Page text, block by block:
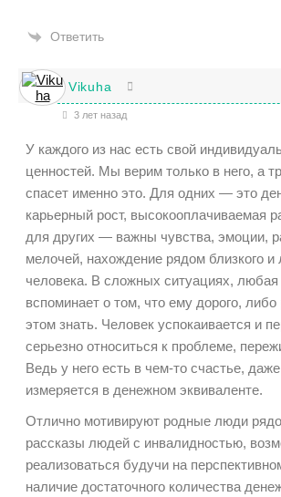
Ответить
Vikuha
3 лет назад
У каждого из нас есть свой
ценностей. Мы верим только в него, а
спасет именно это. Для одних — это
карьерный рост, высокооплачиваемая
для других — важны чувства, эмоции,
мелочей, нахождение рядом близкого и
человека. В сложных ситуациях, любая
вспоминает о том, что ему дорого,
этом знать. Человек успокаивается и
серьезно относиться к проблеме,
Ведь у него есть в чем-то счастье,
измеряется в денежном эквиваленте.
Отлично мотивируют родные люди
рассказы людей с инвалидностью,
реализоваться будучи на
наличие достаточного количества